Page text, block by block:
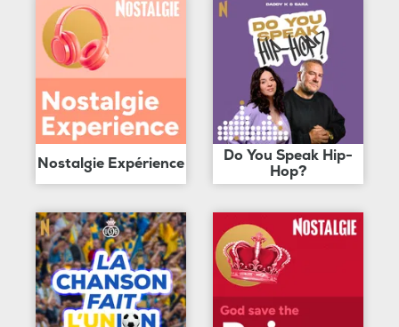
Nostalgie Expérience
Do You Speak Hip-
Hop?